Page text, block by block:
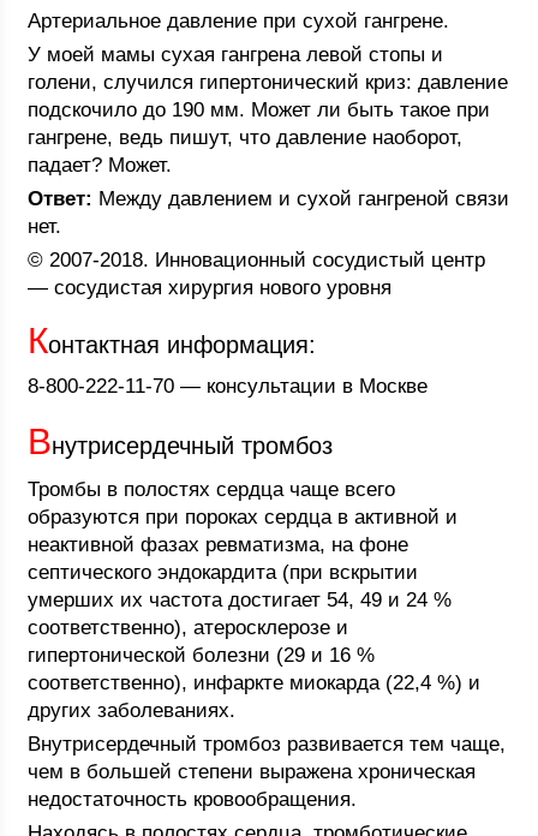
Артериальное давление при сухой гангрене.
У моей мамы сухая гангрена левой стопы и
голени, случился гипертонический криз: давление
подскочило до 190 мм. Может ли быть такое при
гангрене, ведь пишут, что давление наоборот,
падает? Может.
Ответ: Между давлением и сухой гангреной связи
нет.
© 2007-2018. Инновационный сосудистый центр
— сосудистая хирургия нового уровня
Контактная информация:
8-800-222-11-70 — консультации в Москве
Внутрисердечный тромбоз
Тромбы в полостях сердца чаще всего
образуются при пороках сердца в активной и
неактивной фазах ревматизма, на фоне
септического эндокардита (при вскрытии
умерших их частота достигает 54, 49 и 24 %
соответственно), атеросклерозе и
гипертонической болезни (29 и 16 %
соответственно), инфаркте миокарда (22,4 %) и
других заболеваниях.
Внутрисердечный тромбоз развивается тем чаще,
чем в большей степени выражена хроническая
недостаточность кровообращения.